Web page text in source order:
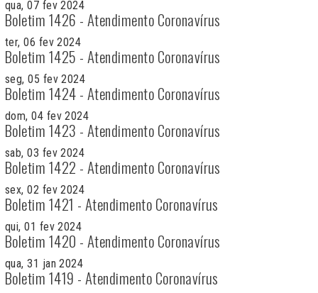
qua, 07 fev 2024
Boletim 1426 - Atendimento Coronavírus
ter, 06 fev 2024
Boletim 1425 - Atendimento Coronavírus
seg, 05 fev 2024
Boletim 1424 - Atendimento Coronavírus
dom, 04 fev 2024
Boletim 1423 - Atendimento Coronavírus
sab, 03 fev 2024
Boletim 1422 - Atendimento Coronavírus
sex, 02 fev 2024
Boletim 1421 - Atendimento Coronavírus
qui, 01 fev 2024
Boletim 1420 - Atendimento Coronavírus
qua, 31 jan 2024
Boletim 1419 - Atendimento Coronavírus